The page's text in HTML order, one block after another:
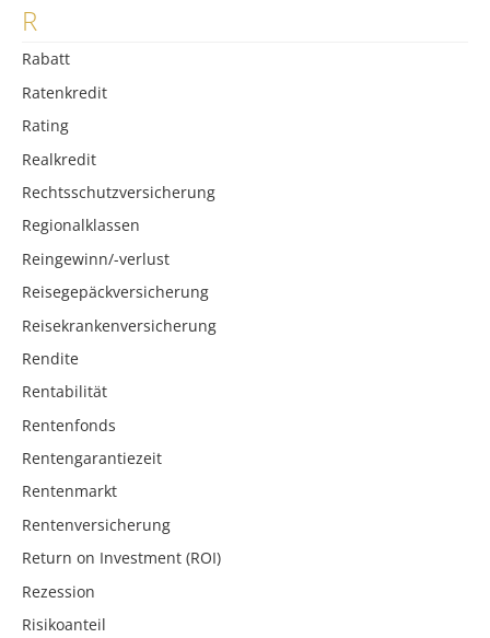
R
Rabatt
Ratenkredit
Rating
Realkredit
Rechtsschutzversicherung
Regionalklassen
Reingewinn/-verlust
Reisegepäckversicherung
Reisekrankenversicherung
Rendite
Rentabilität
Rentenfonds
Rentengarantiezeit
Rentenmarkt
Rentenversicherung
Return on Investment (ROI)
Rezession
Risikoanteil